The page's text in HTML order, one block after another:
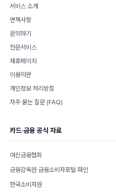
서비스 소개
면책사항
문의하기
전문서비스
제휴페이지
이용약관
개인정보 처리방침
자주 묻는 질문 (FAQ)
카드·금융 공식 자료
여신금융협회
금융감독원 금융소비자포털 파인
한국소비자원